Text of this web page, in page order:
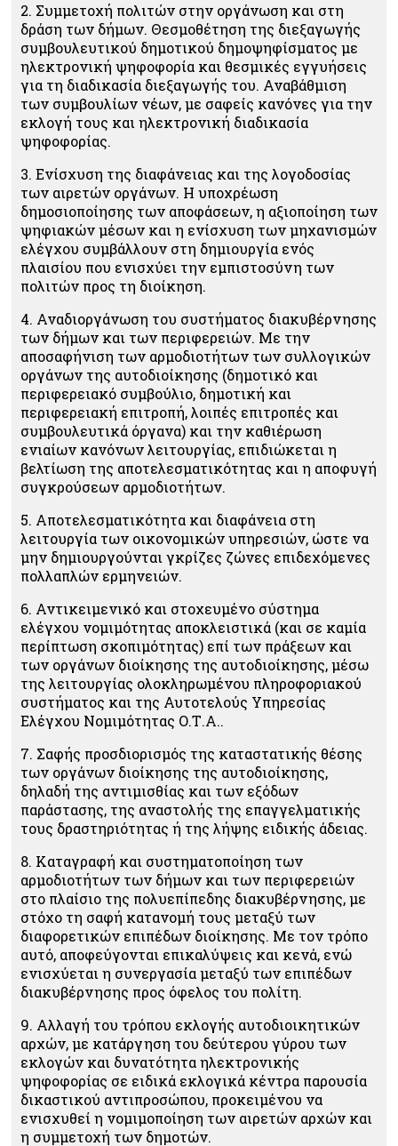
2. Συμμετοχή πολιτών στην οργάνωση και στη
δράση των δήμων. Θεσμοθέτηση της διεξαγωγής
συμβουλευτικού δημοτικού δημοψηφίσματος με
ηλεκτρονική ψηφοφορία και θεσμικές εγγυήσεις
για τη διαδικασία διεξαγωγής του. Αναβάθμιση
των συμβουλίων νέων, με σαφείς κανόνες για την
εκλογή τους και ηλεκτρονική διαδικασία
ψηφοφορίας.
3. Ενίσχυση της διαφάνειας και της λογοδοσίας
των αιρετών οργάνων. Η υποχρέωση
δημοσιοποίησης των αποφάσεων, η αξιοποίηση των
ψηφιακών μέσων και η ενίσχυση των μηχανισμών
ελέγχου συμβάλλουν στη δημιουργία ενός
πλαισίου που ενισχύει την εμπιστοσύνη των
πολιτών προς τη διοίκηση.
4. Αναδιοργάνωση του συστήματος διακυβέρνησης
των δήμων και των περιφερειών. Με την
αποσαφήνιση των αρμοδιοτήτων των συλλογικών
οργάνων της αυτοδιοίκησης (δημοτικό και
περιφερειακό συμβούλιο, δημοτική και
περιφερειακή επιτροπή, λοιπές επιτροπές και
συμβουλευτικά όργανα) και την καθιέρωση
ενιαίων κανόνων λειτουργίας, επιδιώκεται η
βελτίωση της αποτελεσματικότητας και η αποφυγή
συγκρούσεων αρμοδιοτήτων.
5. Αποτελεσματικότητα και διαφάνεια στη
λειτουργία των οικονομικών υπηρεσιών, ώστε να
μην δημιουργούνται γκρίζες ζώνες επιδεχόμενες
πολλαπλών ερμηνειών.
6. Αντικειμενικό και στοχευμένο σύστημα
ελέγχου νομιμότητας αποκλειστικά (και σε καμία
περίπτωση σκοπιμότητας) επί των πράξεων και
των οργάνων διοίκησης της αυτοδιοίκησης, μέσω
της λειτουργίας ολοκληρωμένου πληροφοριακού
συστήματος και της Αυτοτελούς Υπηρεσίας
Ελέγχου Νομιμότητας Ο.Τ.Α..
7. Σαφής προσδιορισμός της καταστατικής θέσης
των οργάνων διοίκησης της αυτοδιοίκησης,
δηλαδή της αντιμισθίας και των εξόδων
παράστασης, της αναστολής της επαγγελματικής
τους δραστηριότητας ή της λήψης ειδικής άδειας.
8. Καταγραφή και συστηματοποίηση των
αρμοδιοτήτων των δήμων και των περιφερειών
στο πλαίσιο της πολυεπίπεδης διακυβέρνησης, με
στόχο τη σαφή κατανομή τους μεταξύ των
διαφορετικών επιπέδων διοίκησης. Με τον τρόπο
αυτό, αποφεύγονται επικαλύψεις και κενά, ενώ
ενισχύεται η συνεργασία μεταξύ των επιπέδων
διακυβέρνησης προς όφελος του πολίτη.
9. Αλλαγή του τρόπου εκλογής αυτοδιοικητικών
αρχών, με κατάργηση του δεύτερου γύρου των
εκλογών και δυνατότητα ηλεκτρονικής
ψηφοφορίας σε ειδικά εκλογικά κέντρα παρουσία
δικαστικού αντιπροσώπου, προκειμένου να
ενισχυθεί η νομιμοποίηση των αιρετών αρχών και
η συμμετοχή των δημοτών.